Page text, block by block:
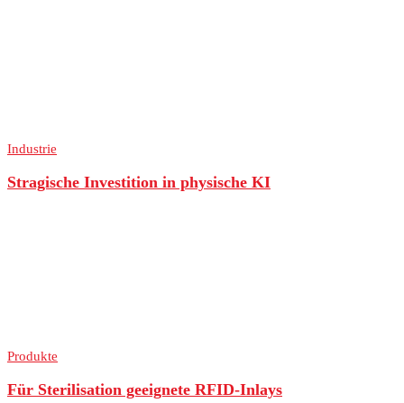
Industrie
Stragische Investition in physische KI
Produkte
Für Sterilisation geeignete RFID-Inlays